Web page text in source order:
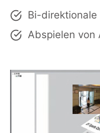
Bi-direktionale
Abspielen von